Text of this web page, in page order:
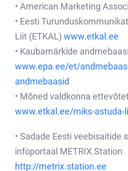
• American Marketing
• Eesti
Liit (ETKAL) www.etkal.ee
• Kaubamärkide
www.epa.ee/et/
andmebaasid
• Mõned valdkonna
www.etkal.ee/miks-astuda-
• Sadade Eesti veebisaitide
infoportaal METRIX.Station
http://metrix.station.ee